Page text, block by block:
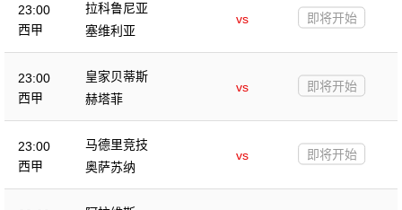
23:00
西甲
拉科鲁尼亚
vs
塞维利亚
即将开始
23:00
西甲
皇家贝蒂斯
vs
赫塔菲
即将开始
23:00
西甲
马德里竞技
vs
奥萨苏纳
即将开始